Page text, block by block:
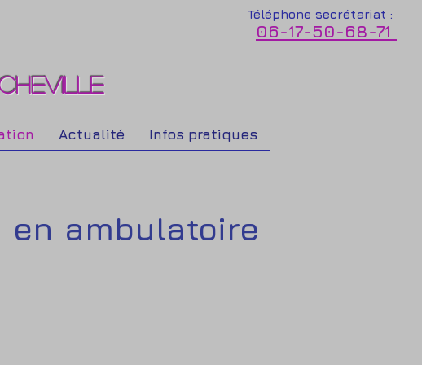
Téléphone secrétariat :
06-17-50-68-71
Actualité Infos pratiques
ambulatoire